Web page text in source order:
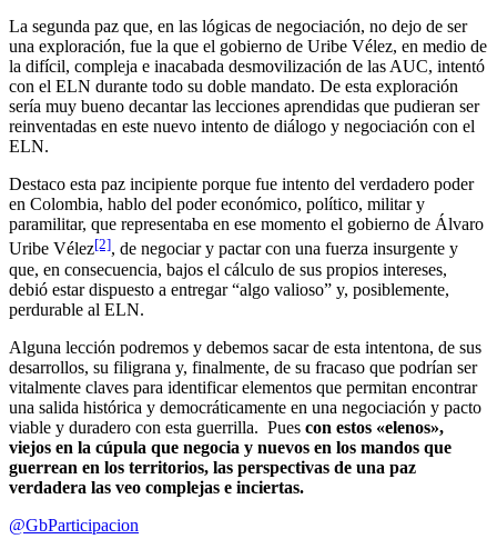
La segunda paz que, en las lógicas de negociación, no dejo de ser
una exploración, fue la que el gobierno de Uribe Vélez, en medio de
la difícil, compleja e inacabada desmovilización de las AUC, intentó
con el ELN durante todo su doble mandato. De esta exploración
sería muy bueno decantar las lecciones aprendidas que pudieran ser
reinventadas en este nuevo intento de diálogo y negociación con el
ELN.
Destaco esta paz incipiente porque fue intento del verdadero poder
en Colombia, hablo del poder económico, político, militar y
paramilitar, que representaba en ese momento el gobierno de Álvaro
Uribe Vélez[2], de negociar y pactar con una fuerza insurgente y
que, en consecuencia, bajos el cálculo de sus propios intereses,
debió estar dispuesto a entregar “algo valioso” y, posiblemente,
perdurable al ELN.
Alguna lección podremos y debemos sacar de esta intentona, de sus
desarrollos, su filigrana y, finalmente, de su fracaso que podrían ser
vitalmente claves para identificar elementos que permitan encontrar
una salida histórica y democráticamente en una negociación y pacto
viable y duradero con esta guerrilla. Pues con estos «elenos»,
viejos en la cúpula que negocia y nuevos en los mandos que
guerrean en los territorios, las perspectivas de una paz
verdadera las veo complejas e inciertas.
@GbParticipacion